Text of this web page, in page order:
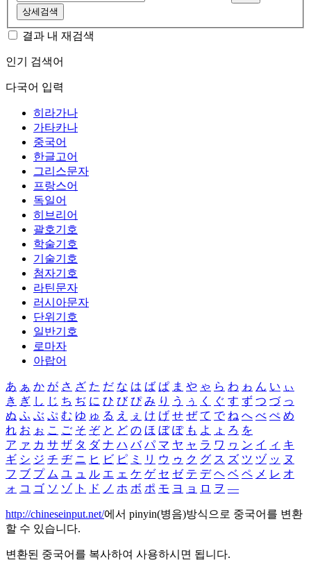
상세검색
결과 내 재검색
인기 검색어
다국어 입력
히라가나
가타카나
중국어
한글고어
그리스문자
프랑스어
독일어
히브리어
괄호기호
학술기호
기술기호
첨자기호
라틴문자
러시아문자
단위기호
일반기호
로마자
아랍어
あ ぁ か が さ ざ た だ な は ば ぱ ま や ゃ ら わ ゎ ん い ぃ
き ぎ し じ ち ぢ に ひ び ぴ み り う ぅ く ぐ す ず つ づ っ
ぬ ふ ぶ ぷ む ゆ ゅ る え ぇ け げ せ ぜ て で ね へ べ ぺ め
れ お ぉ こ ご そ ぞ と ど の ほ ぼ ぽ も よ ょ ろ を
ア ァ カ サ ザ タ ダ ナ ハ バ パ マ ヤ ャ ラ ワ ヮ ン イ ィ キ
ギ シ ジ チ ヂ ニ ヒ ビ ピ ミ リ ウ ゥ ク グ ス ズ ツ ヅ ッ ヌ
フ ブ プ ム ユ ュ ル エ ェ ケ ゲ セ ゼ テ デ ヘ ベ ペ メ レ オ
ォ コ ゴ ソ ゾ ト ド ノ ホ ボ ポ モ ヨ ョ ロ ヲ ―
http://chineseinput.net/에서 pinyin(병음)방식으로 중국어를 변환
할 수 있습니다.
변환된 중국어를 복사하여 사용하시면 됩니다.